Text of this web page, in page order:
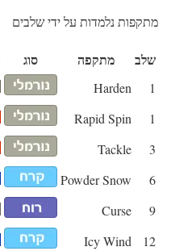
מתקפות נלמדות על ידי שלבים
שלב מתקפה סוג
1
Harden
1
Rapid Spin
3
Tackle
6
Powder Snow
9
Curse
12
Icy Wind